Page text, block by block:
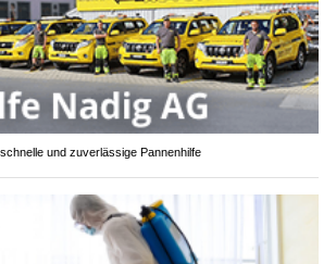
und zuverlässige Pannenhilfe